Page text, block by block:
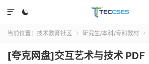


当前位置： 技术教育社区  研究生/本科/专科教材 
[夸克网盘]交互艺术与技术 PDF